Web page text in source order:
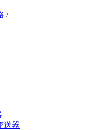
/
送器